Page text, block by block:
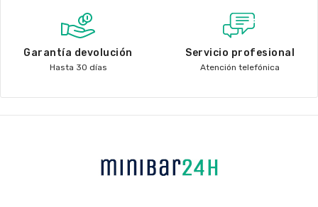
Garantía devolución
Hasta 30 días
Servicio profesional
Atención telefónica